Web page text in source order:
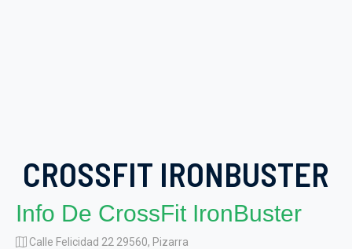
CROSSFIT IRONBUSTER
Info De CrossFit IronBuster
Calle Felicidad 22 29560, Pizarra